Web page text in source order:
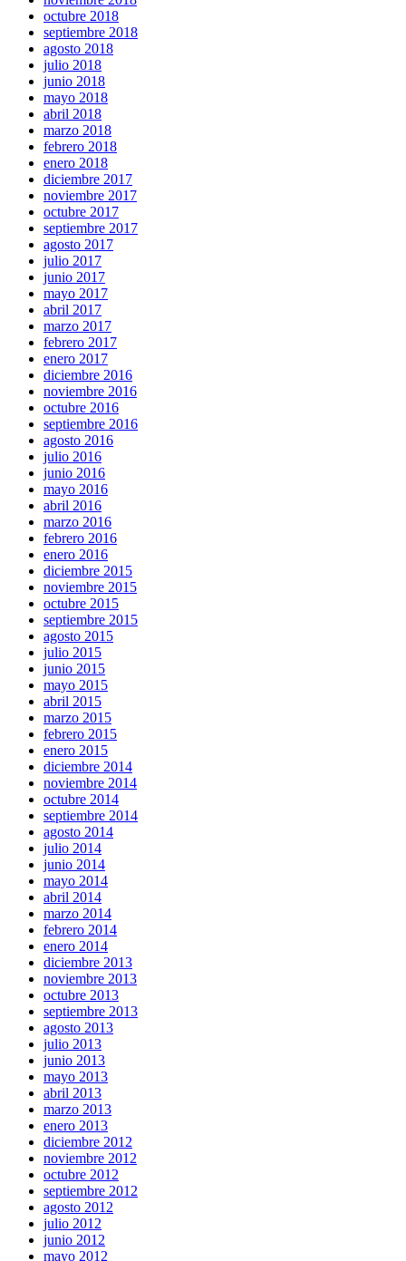
octubre 2018
septiembre 2018
agosto 2018
julio 2018
junio 2018
mayo 2018
abril 2018
marzo 2018
febrero 2018
enero 2018
diciembre 2017
noviembre 2017
octubre 2017
septiembre 2017
agosto 2017
julio 2017
junio 2017
mayo 2017
abril 2017
marzo 2017
febrero 2017
enero 2017
diciembre 2016
noviembre 2016
octubre 2016
septiembre 2016
agosto 2016
julio 2016
junio 2016
mayo 2016
abril 2016
marzo 2016
febrero 2016
enero 2016
diciembre 2015
noviembre 2015
octubre 2015
septiembre 2015
agosto 2015
julio 2015
junio 2015
mayo 2015
abril 2015
marzo 2015
febrero 2015
enero 2015
diciembre 2014
noviembre 2014
octubre 2014
septiembre 2014
agosto 2014
julio 2014
junio 2014
mayo 2014
abril 2014
marzo 2014
febrero 2014
enero 2014
diciembre 2013
noviembre 2013
octubre 2013
septiembre 2013
agosto 2013
julio 2013
junio 2013
mayo 2013
abril 2013
marzo 2013
enero 2013
diciembre 2012
noviembre 2012
octubre 2012
septiembre 2012
agosto 2012
julio 2012
junio 2012
mayo 2012